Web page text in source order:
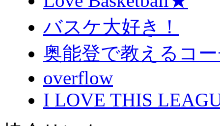
バスケ大好き！
奥能登で教えるコ
overflow
I LOVE THIS